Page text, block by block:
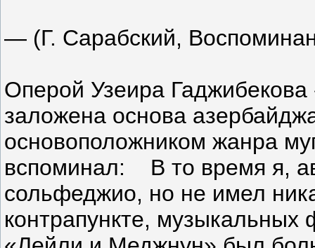
— (Г. Сарабский,
Оперой Узеира
заложена основа
основоположником жанра
вспоминал: В то время я,
сольфеджио, но не имел
контрапункте,